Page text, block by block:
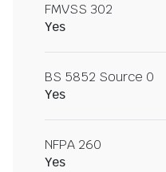
FMVSS 302
Yes
BS 5852 Source 0
Yes
NFPA 260
Yes